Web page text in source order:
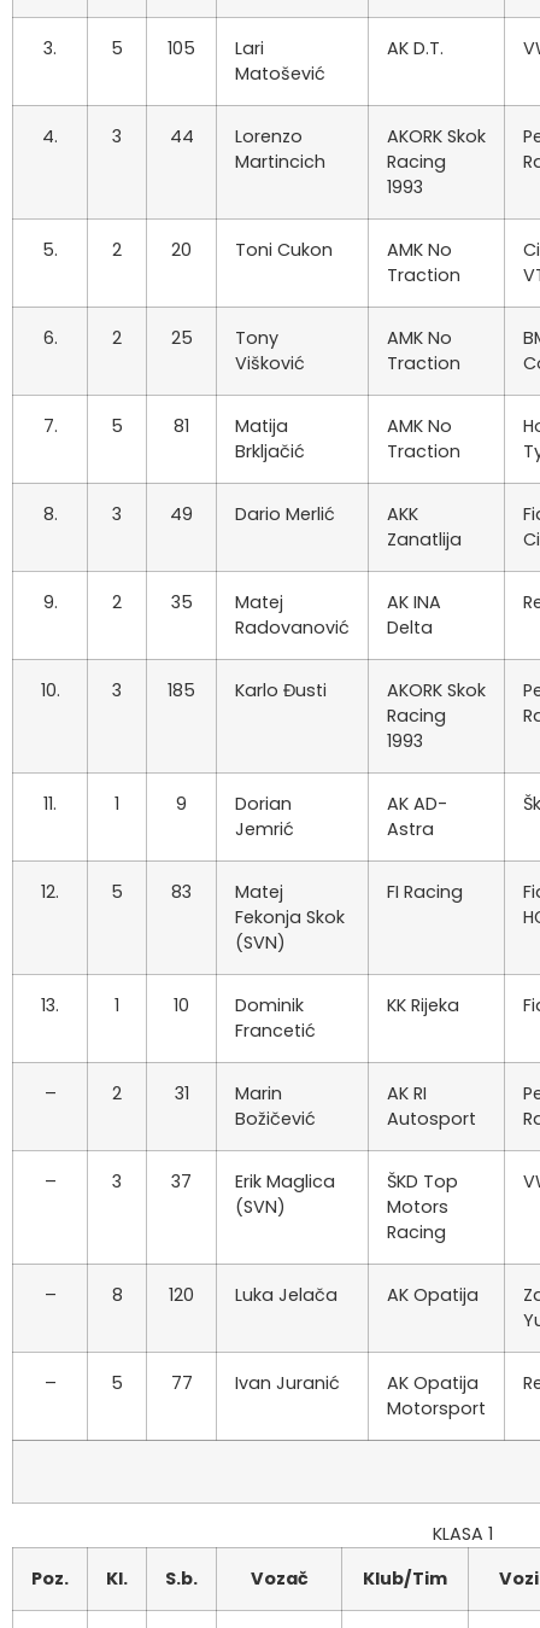
3. 5 105
Lari
Matošević
AK D.T.
4. 3 44
Lorenzo
Martincich
AKORK Skok
Racing
1993
5. 2 20 Toni Cukon
AMK No
Traction
6. 2 25
Tony
Višković
AMK No
Traction
7. 5 81
Matija
Brkljačić
AMK No
Traction
8. 3 49 Dario Merlić
AKK
Zanatlija
9. 2 35
Matej
Radovanović
AK INA
Delta
10. 3 185 Karlo Đusti
AKORK Skok
Racing
1993
11. 1 9
Dorian
Jemrić
AK AD-
Astra
12. 5 83
Matej
Fekonja Skok
(SVN)
FI Racing
13. 1 10
Dominik
Francetić
KK Rijeka
– 2 31
Marin
Božičević
AK RI
Autosport
– 3 37
Erik Maglica
(SVN)
ŠKD Top
Motors
Racing
– 8 120 Luka Jelača AK Opatija
– 5 77 Ivan Juranić
AK Opatija
Motorsport
KLASA 1
Poz.
Kl. S.b. Vozač Klub/Tim